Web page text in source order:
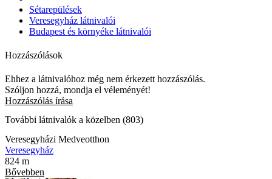
Sétarepülések
Veresegyház látnivalói
Budapest és környéke látnivalói
Hozzászólások
Ehhez a látnivalóhoz még nem érkezett hozzászólás.
Szóljon hozzá, mondja el véleményét!
Hozzászólás írása
További látnivalók a közelben (803)
Veresegyházi Medveotthon
Veresegyház
824 m
Bővebben